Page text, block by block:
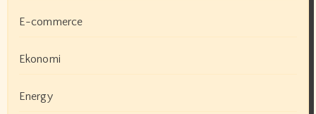
E-commerce
Ekonomi
Energy